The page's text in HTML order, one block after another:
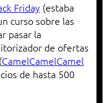
Friday (estaba
curso sobre las
pasar la
de ofertas
CamelCamelCamel
de hasta 500